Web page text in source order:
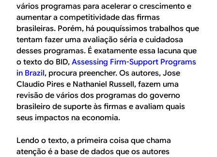
vários programas para acelerar o crescimento e
aumentar a competitividade das firmas
brasileiras. Porém, há pouquíssimos trabalhos que
tentam fazer uma avaliação séria e cuidadosa
desses programas. É exatamente essa lacuna que
o texto do BID, Assessing Firm-Support Programs
in Brazil, procura preencher. Os autores, Jose
Claudio Pires e Nathaniel Russell, fazem uma
revisão de vários dos programas do governo
brasileiro de suporte às firmas e avaliam quais
seus impactos na economia.
Lendo o texto, a primeira coisa que chama
atenção é a base de dados que os autores